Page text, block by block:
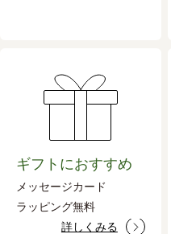
ギフトにおすすめ
メッセージカード
ラッピング無料
詳しくみる